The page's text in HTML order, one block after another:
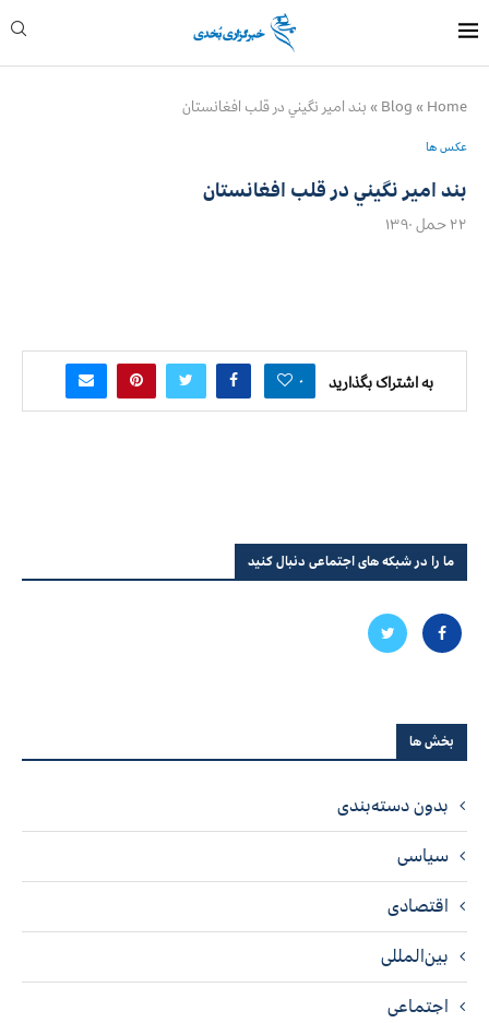
Home
»
Blog
» بند امير نگيني در قلب افغانستان
عکس ها
بند امير نگيني در قلب افغانستان
۲۲ حمل ۱۳۹۰
به اشتراک بگذارید ۰
ما را در شبکه های اجتماعی دنبال کنید
بخش ها
بدون دسته‌بندی
سیاسی
اقتصادی
بین‌المللی
اجتماعی